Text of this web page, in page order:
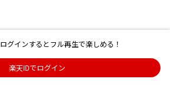
ログインするとフル再生で楽しめる！
楽天IDでログイン